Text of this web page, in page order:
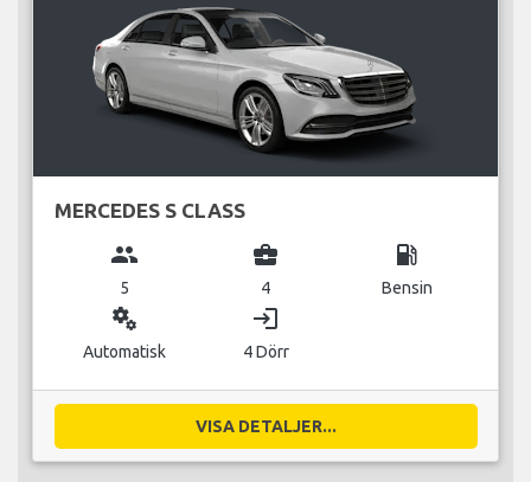
MERCEDES S CLASS
group
5
business_center
4
local_gas_station
Bensin
miscellaneous_services
Automatisk
login
4 Dörr
VISA DETALJER...